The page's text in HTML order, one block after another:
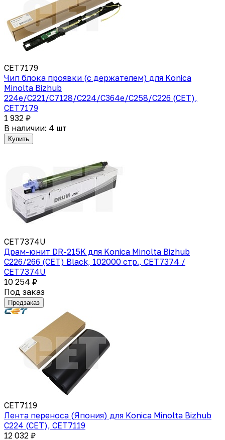
CET7179
Чип блока проявки (с держателем) для Konica
Minolta Bizhub
224e/C221/C7128/C224/C364e/C258/C226 (CET),
CET7179
1 932 ₽
В наличии: 4 шт
Купить
CET7374U
Драм-юнит DR-215K для Konica Minolta Bizhub
C226/266 (CET) Black, 102000 стр., CET7374 /
CET7374U
10 254 ₽
Под заказ
Предзаказ
CET7119
Лента переноса (Япония) для Konica Minolta Bizhub
C224 (CET), CET7119
12 032 ₽